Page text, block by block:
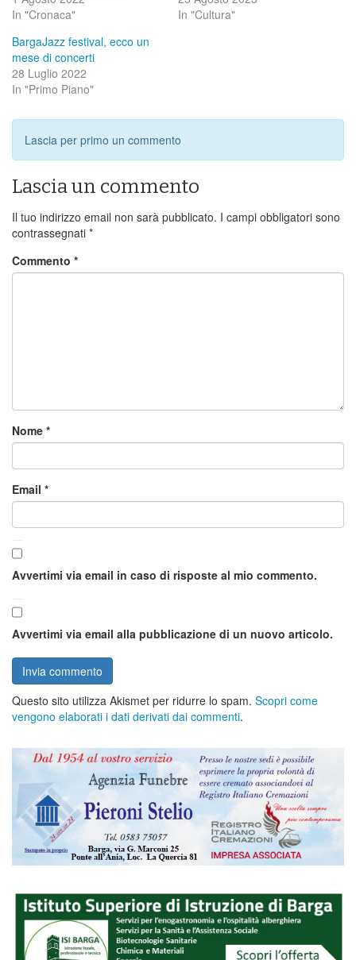
In "Cronaca"
In "Cultura"
BargaJazz festival, ecco un
mese di concerti
28 Luglio 2022
In "Primo Piano"
Lascia per primo un commento
Lascia un commento
Il tuo indirizzo email non sarà pubblicato. I campi obbligatori sono
contrassegnati *
Commento *
Nome *
Email *
Avvertimi via email in caso di risposte al mio commento.
Avvertimi via email alla pubblicazione di un nuovo articolo.
Questo sito utilizza Akismet per ridurre lo spam. Scopri come
vengono elaborati i dati derivati dai commenti.